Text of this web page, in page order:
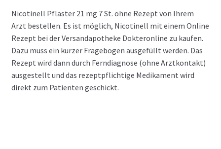
Nicotinell Pflaster 21 mg 7 St. ohne Rezept von Ihrem
Arzt bestellen. Es ist möglich, Nicotinell mit einem Online
Rezept bei der Versandapotheke Dokteronline zu kaufen.
Dazu muss ein kurzer Fragebogen ausgefüllt werden. Das
Rezept wird dann durch Ferndiagnose (ohne Arztkontakt)
ausgestellt und das rezeptpflichtige Medikament wird
direkt zum Patienten geschickt.